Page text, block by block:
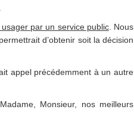
par un service public. Nous
d’obtenir soit la décision
appel précédemment à un autre
Monsieur, nos meilleurs